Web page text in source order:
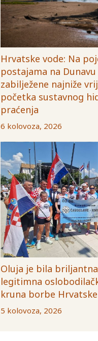
Hrvatske vode: Na
postajama na
zabilježene najniže
početka sustavnog
praćenja
6 kolovoza, 2026
Oluja je bila
legitimna
kruna borbe
5 kolovoza, 2026